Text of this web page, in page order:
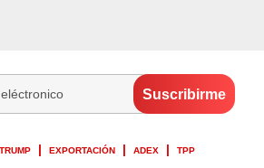
EXPORTACIÓN ADEX TPP